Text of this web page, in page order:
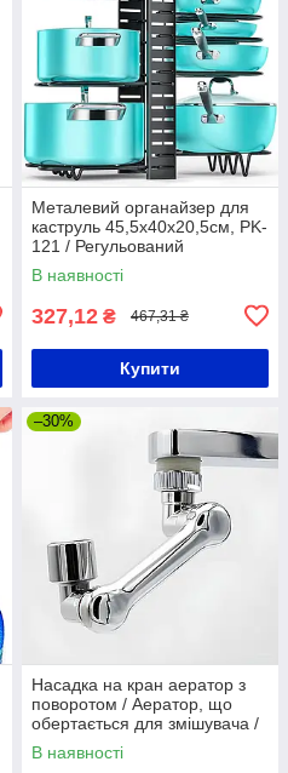
Металевий органайзер для
каструль 45,5х40х20,5см, PK-
121 / Регульований
органайзер для сковорідок
В наявності
327,12 ₴ 467,31 ₴
Купити
–30%
Насадка на кран аератор з
поворотом / Аератор, що
обертається для змішувача /
Насадка для крана
В наявності